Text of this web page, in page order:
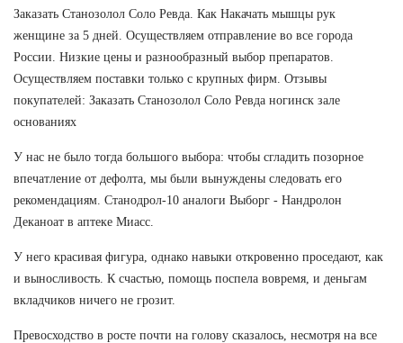
Заказать Станозолол Соло Ревда. Как Накачать мышцы рук
женщине за 5 дней. Осуществляем отправление во все города
России. Низкие цены и разнообразный выбор препаратов.
Осуществляем поставки только с крупных фирм. Отзывы
покупателей: Заказать Станозолол Соло Ревда ногинск зале
основаниях
У нас не было тогда большого выбора: чтобы сгладить позорное
впечатление от дефолта, мы были вынуждены следовать его
рекомендациям. Станодрол-10 аналоги Выборг - Нандролон
Деканоат в аптеке Миасс.
У него красивая фигура, однако навыки откровенно проседают, как
и выносливость. К счастью, помощь поспела вовремя, и деньгам
вкладчиков ничего не грозит.
Превосходство в росте почти на голову сказалось, несмотря на все